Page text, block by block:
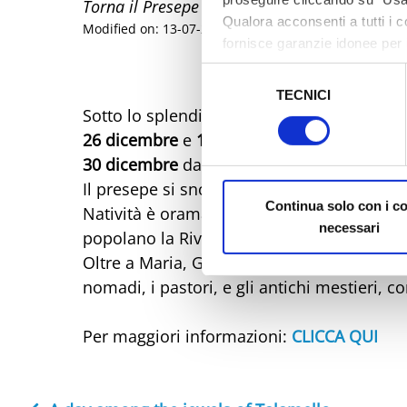
Qualora acconsenti a tutti i
fornisce garanzie idonee
sicurezza a Tutela dei
TECNICI
Continua solo con i
necessari
Torna il Presepe vivente a Montefiore Conca
Modified on: 13-07-2023
Sotto lo splendido scenario della Rocca
26 dicembre e 1 gennaio
dalle 17:00 alle
30 dicembre dalle 20:30 alle 22:00
Il presepe si snoda lungo i vicoli del
Natività è oramai divenuto un
popolano la Riviera Romagnola.
Oltre a Maria, Giuseppe e Gesù
nomadi, i pastori, e gli antichi mestieri,
Per maggiori informazioni: CLICCA QUI